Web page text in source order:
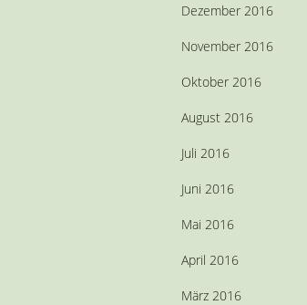
Dezember 2016
November 2016
Oktober 2016
August 2016
Juli 2016
Juni 2016
Mai 2016
April 2016
März 2016